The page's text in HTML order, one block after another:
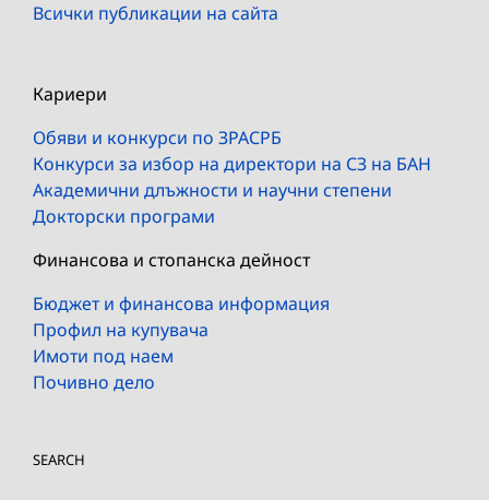
Всички публикации на сайта
Кариери
Обяви и конкурси по ЗРАСРБ
Конкурси за избор на директори на СЗ на БАН
Академични длъжности и научни степени
Докторски програми
Финансова и стопанска дейност
Бюджет и финансова информация
Профил на купувача
Имоти под наем
Почивно дело
SEARCH